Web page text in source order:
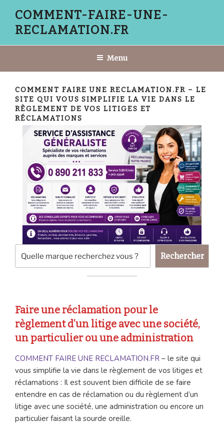
contenu
COMMENT-FAIRE-UNE-
RECLAMATION.FR
Menu
COMMENT FAIRE UNE RECLAMATION.FR – LE
SITE QUI VOUS SIMPLIFIE LA VIE DANS LE
RÈGLEMENT DE VOS LITIGES ET
RÉCLAMATIONS
Rechercher
Faire une réclamation pour le
règlement d’un litige avec une société,
un particulier ou une administration
COMMENT FAIRE UNE RECLAMATION.FR – le site qui
vous simplifie la vie dans le règlement de vos litiges et
réclamations : Il est souvent bien difficile de se faire
entendre en cas de réclamation ou du règlement d’un
litige avec une société, une administration ou encore un
particulier faisant la sourde oreille.